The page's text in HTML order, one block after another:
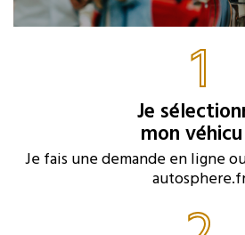
1
Je
mon
Je fais une demande en ligne